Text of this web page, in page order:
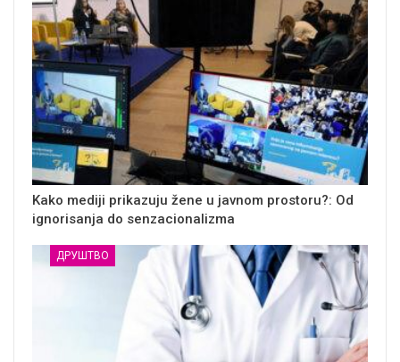
Kako mediji prikazuju žene u javnom prostoru?: Od
ignorisanja do senzacionalizma
ДРУШТВО